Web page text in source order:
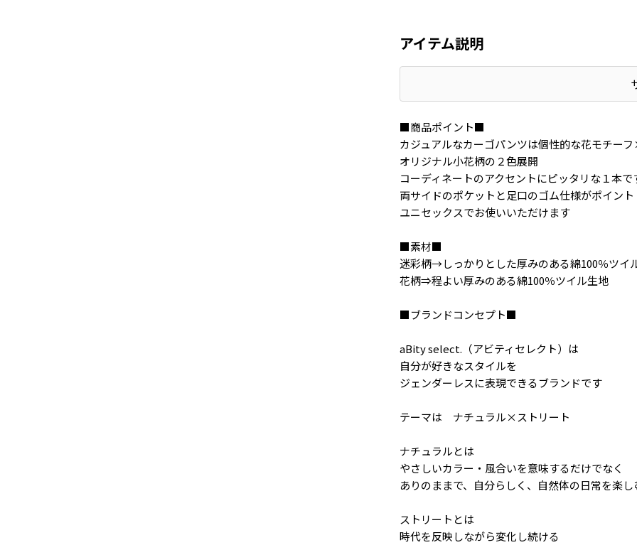
アイテム説明
■商品ポイント■
カジュアルなカーゴパンツは個性的な花モチー
オリジナル小花柄の２色展開
コーディネートのアクセントにピッタリな１本で
両サイドのポケットと足口のゴム仕様がポイント
ユニセックスでお使いいただけます
■素材■
迷彩柄→しっかりとした厚みのある綿100％ツイ
花柄⇒程よい厚みのある綿100％ツイル生地
■ブランドコンセプト■
aBity select.（アビティセレクト）は
自分が好きなスタイルを
ジェンダーレスに表現できるブランドです
テーマは ナチュラル×ストリート
ナチュラルとは
やさしいカラー・風合いを意味するだけでなく
ありのままで、自分らしく、自然体の日常を楽
ストリートとは
時代を反映しながら変化し続ける